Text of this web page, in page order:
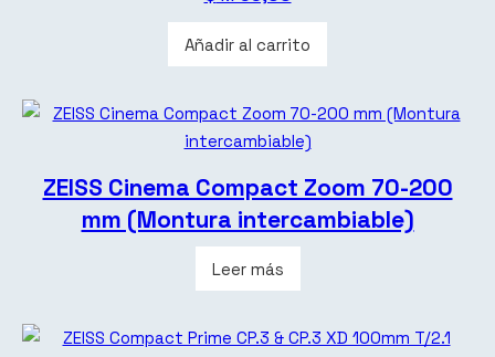
Añadir al carrito
ZEISS Cinema Compact Zoom 70-200
mm (Montura intercambiable)
Leer más